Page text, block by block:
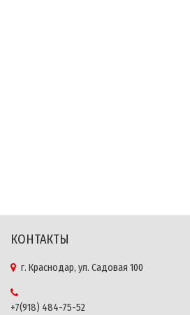
КОНТАКТЫ
г. Краснодар, ул. Садовая 100
+7(918) 484-75-52